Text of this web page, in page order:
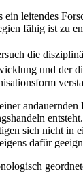
leitendes
fähig ist zu
die
und der
sich nicht in
dafür